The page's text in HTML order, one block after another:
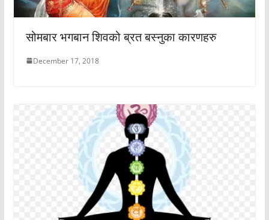
सोमबार भगबान शिवको ब्रत बस्नुका कारणहरु
December 17, 2018